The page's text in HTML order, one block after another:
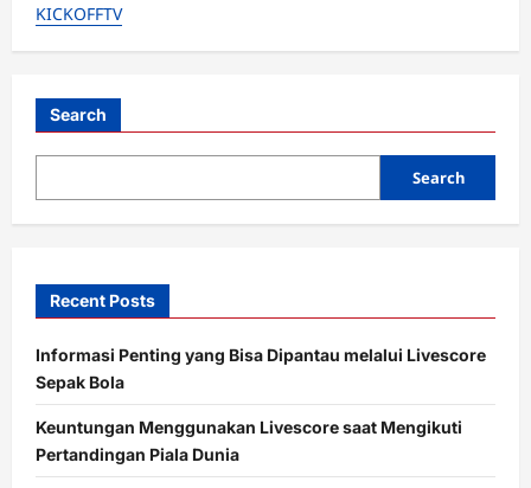
Berakhir,
Penggantinya?
KICKOFFTV
Search
Search
Recent Posts
Informasi Penting yang Bisa Dipantau melalui Livescore
Sepak Bola
Keuntungan Menggunakan Livescore saat Mengikuti
Pertandingan Piala Dunia